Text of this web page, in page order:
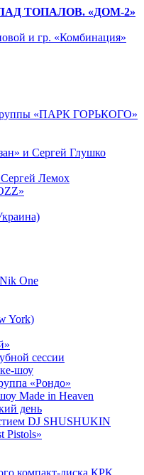
ТОПАЛОВ. «ДОМ-2»
и гр. «Комбинация»
«ПАРК ГОРЬКОГО»
и Сергей Глушко
Лемох
One
York)
сессии
шоу
«Рондо»
Made in Heaven
день
DJ SHUSHUKIN
Pistols»
компакт-диска КРК